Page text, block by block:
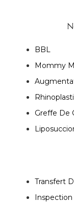
BBL
Mommy
Greffe De
Transfert